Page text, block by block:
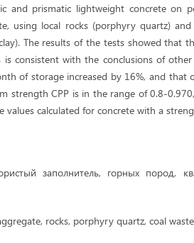
and prismatic lightweight concrete on
using local rocks (porphyry quartz)
The results of the tests showed that
consistent with the conclusions of
of storage increased by 16%, and that
strength CPP is in the range of 0.8-
values ​​calculated for concrete with a
заполнитель, горных пород,
rocks, porphyry quartz, coal